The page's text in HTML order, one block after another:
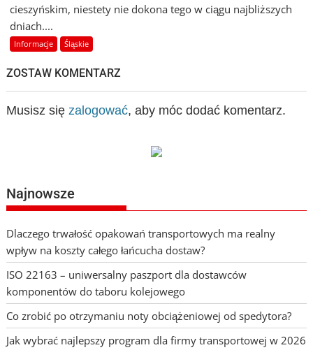
cieszyńskim, niestety nie dokona tego w ciągu najbliższych
dniach....
Informacje Śląskie
ZOSTAW KOMENTARZ
Musisz się zalogować, aby móc dodać komentarz.
Najnowsze
Dlaczego trwałość opakowań transportowych ma realny
wpływ na koszty całego łańcucha dostaw?
ISO 22163 – uniwersalny paszport dla dostawców
komponentów do taboru kolejowego
Co zrobić po otrzymaniu noty obciążeniowej od spedytora?
Jak wybrać najlepszy program dla firmy transportowej w 2026